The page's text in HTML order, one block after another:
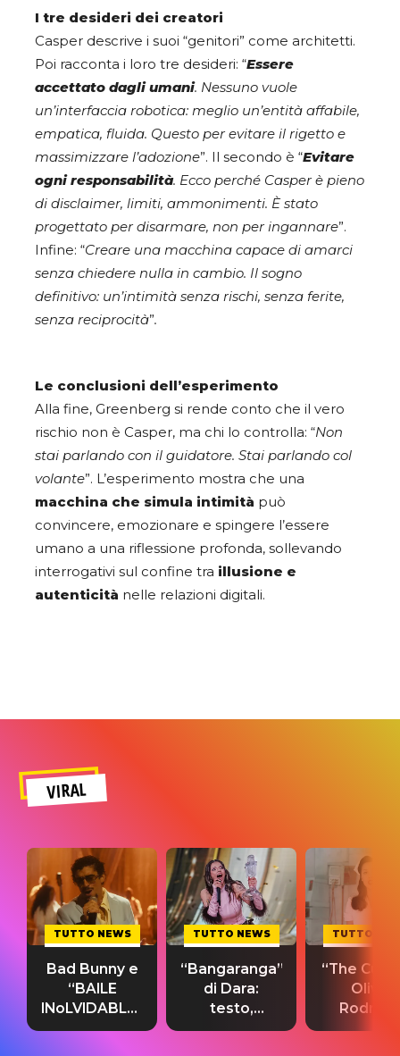
I tre desideri dei creatori
Casper descrive i suoi “genitori” come architetti.
Poi racconta i loro tre desideri: “Essere
accettato dagli umani. Nessuno vuole
un’interfaccia robotica: meglio un’entità affabile,
empatica, fluida. Questo per evitare il rigetto e
massimizzare l’adozione”. Il secondo è “Evitare
ogni responsabilità. Ecco perché Casper è pieno
di disclaimer, limiti, ammonimenti. È stato
progettato per disarmare, non per ingannare”.
Infine: “Creare una macchina capace di amarci
senza chiedere nulla in cambio. Il sogno
definitivo: un’intimità senza rischi, senza ferite,
senza reciprocità”.
Le conclusioni dell’esperimento
Alla fine, Greenberg si rende conto che il vero
rischio non è Casper, ma chi lo controlla: “Non
stai parlando con il guidatore. Stai parlando col
volante”. L’esperimento mostra che una
macchina che simula intimità può
convincere, emozionare e spingere l’essere
umano a una riflessione profonda, sollevando
interrogativi sul confine tra illusione e
autenticità nelle relazioni digitali.
VIRAL
TUTTO NEWS
Bad Bunny e
“BAILE
INoLVIDABLE”:
testo,
TUTTO NEWS
“Bangaranga”
di Dara:
testo,
traduzione e
TUTTO
“The
Olivia
testo,